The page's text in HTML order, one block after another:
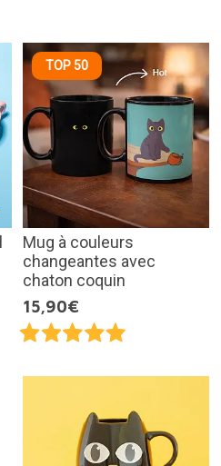
TOP 50
Mug à couleurs
changeantes avec
chaton coquin
15,90€